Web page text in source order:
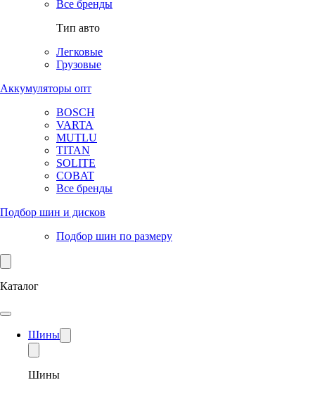
Все бренды
Тип авто
Легковые
Грузовые
Аккумуляторы опт
BOSCH
VARTA
MUTLU
TITAN
SOLITE
COBAT
Все бренды
Подбор шин и дисков
Подбор шин по размеру
Каталог
Шины
Шины